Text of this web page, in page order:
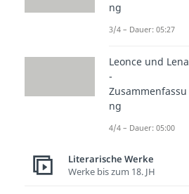
ng
3/4 – Dauer: 05:27
Leonce und Lena
-
Zusammenfassu
ng
4/4 – Dauer: 05:00
Literarische Werke
Werke bis zum 18. JH